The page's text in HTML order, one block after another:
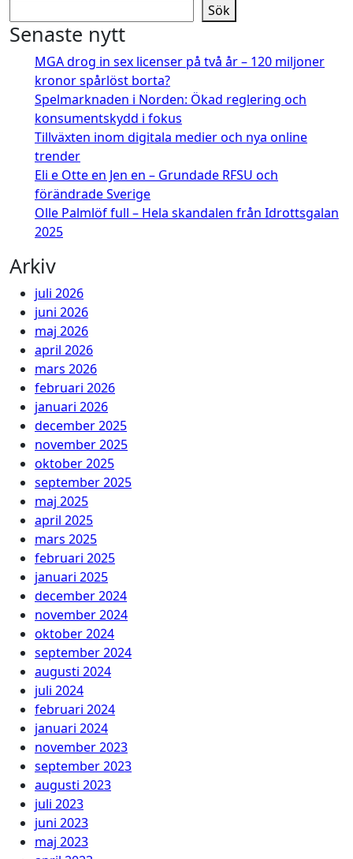
Sök
Senaste nytt
MGA drog in sex licenser på två år – 120 miljoner
kronor spårlöst borta?
Spelmarknaden i Norden: Ökad reglering och
konsumentskydd i fokus
Tillväxten inom digitala medier och nya online
trender
Eli e Otte en Jen en – Grundade RFSU och
förändrade Sverige
Olle Palmlöf full – Hela skandalen från Idrottsgalan
2025
Arkiv
juli 2026
juni 2026
maj 2026
april 2026
mars 2026
februari 2026
januari 2026
december 2025
november 2025
oktober 2025
september 2025
maj 2025
april 2025
mars 2025
februari 2025
januari 2025
december 2024
november 2024
oktober 2024
september 2024
augusti 2024
juli 2024
februari 2024
januari 2024
november 2023
september 2023
augusti 2023
juli 2023
juni 2023
maj 2023